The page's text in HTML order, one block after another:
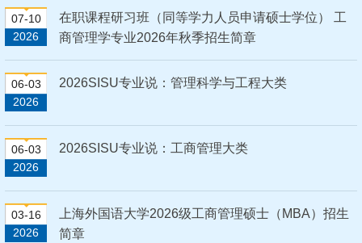
07-10
2026
在职课程研习班（同等学力人员申请硕士学位） 工
商管理学专业2026年秋季招生简章
06-03
2026
2026SISU专业说：管理科学与工程大类
06-03
2026
2026SISU专业说：工商管理大类
03-16
2026
上海外国语大学2026级工商管理硕士（MBA）招生
简章